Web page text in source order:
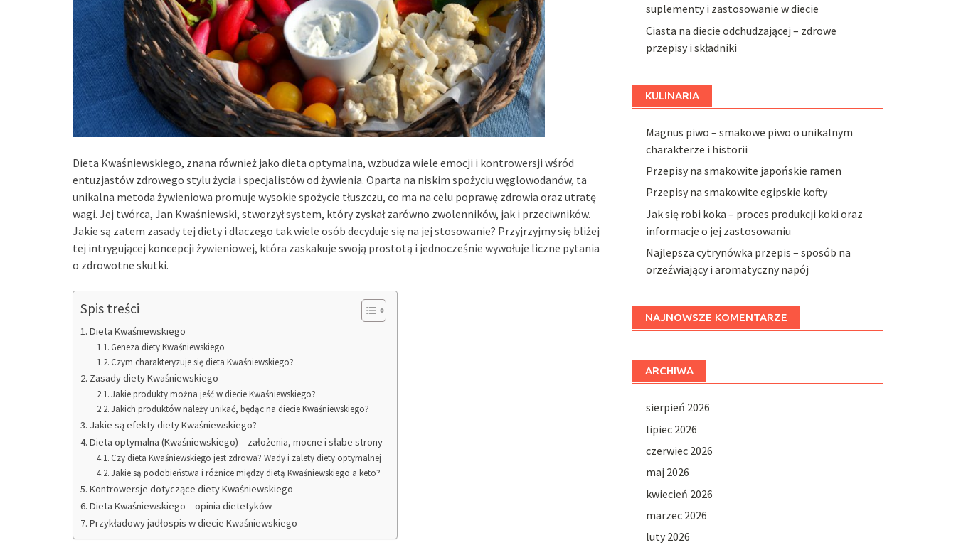
Dieta Kwaśniewskiego, znana również jako dieta optymalna, wzbudza wiele emocji i kontrowersji wśród
entuzjastów zdrowego stylu życia i specjalistów od żywienia. Oparta na niskim spożyciu węglowodanów, ta
unikalna metoda żywieniowa promuje wysokie spożycie tłuszczu, co ma na celu poprawę zdrowia oraz utratę
wagi. Jej twórca, Jan Kwaśniewski, stworzył system, który zyskał zarówno zwolenników, jak i przeciwników.
Jakie są zatem zasady tej diety i dlaczego tak wiele osób decyduje się na jej stosowanie? Przyjrzyjmy się bliżej
tej intrygującej koncepcji żywieniowej, która zaskakuje swoją prostotą i jednocześnie wywołuje liczne pytania
o zdrowotne skutki.
Spis treści
Dieta Kwaśniewskiego
Geneza diety Kwaśniewskiego
Czym charakteryzuje się dieta Kwaśniewskiego?
Zasady diety Kwaśniewskiego
Jakie produkty można jeść w diecie Kwaśniewskiego?
Jakich produktów należy unikać, będąc na diecie Kwaśniewskiego?
Jakie są efekty diety Kwaśniewskiego?
Dieta optymalna (Kwaśniewskiego) – założenia, mocne i słabe strony
Czy dieta Kwaśniewskiego jest zdrowa? Wady i zalety diety optymalnej
Jakie są podobieństwa i różnice między dietą Kwaśniewskiego a keto?
Kontrowersje dotyczące diety Kwaśniewskiego
Dieta Kwaśniewskiego – opinia dietetyków
Przykładowy jadłospis w diecie Kwaśniewskiego
suplementy i zastosowanie w diecie
Ciasta na diecie odchudzającej – zdrowe
przepisy i składniki
KULINARIA
Magnus piwo – smakowe piwo o unikalnym
charakterze i historii
Przepisy na smakowite japońskie ramen
Przepisy na smakowite egipskie kofty
Jak się robi koka – proces produkcji koki oraz
informacje o jej zastosowaniu
Najlepsza cytrynówka przepis – sposób na
orzeźwiający i aromatyczny napój
NAJNOWSZE KOMENTARZE
ARCHIWA
sierpień 2026
lipiec 2026
czerwiec 2026
maj 2026
kwiecień 2026
marzec 2026
luty 2026